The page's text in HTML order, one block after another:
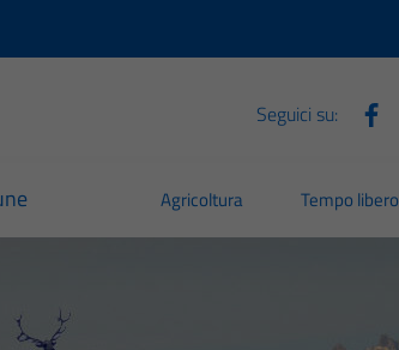
Seguici su:
Agricoltura Tempo libero